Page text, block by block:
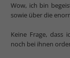
Wow, ich bin
sowie über die
Keine Frage, dass
noch bei ihnen